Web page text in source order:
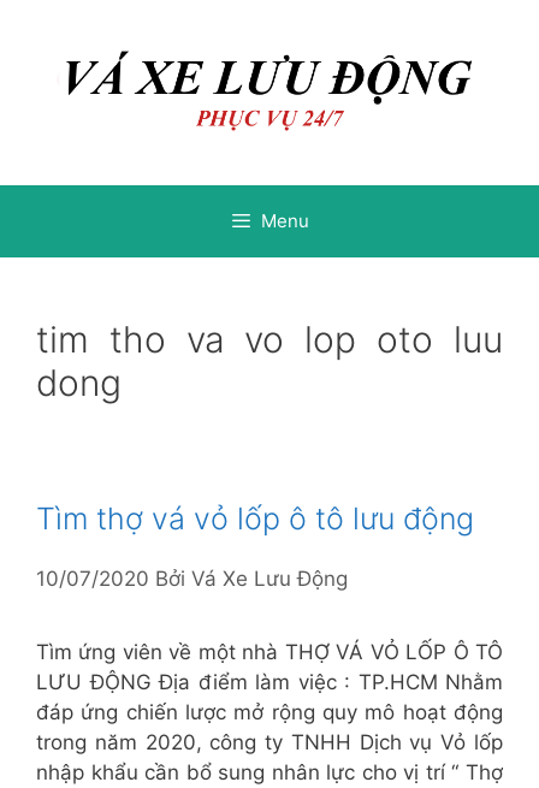
Menu
tim tho va vo lop oto luu
dong
Tìm thợ vá vỏ lốp ô tô lưu động
10/07/2020 Bởi Vá Xe Lưu Động
Tìm ứng viên về một nhà THỢ VÁ VỎ LỐP Ô TÔ
LƯU ĐỘNG Địa điểm làm việc : TP.HCM Nhằm
đáp ứng chiến lược mở rộng quy mô hoạt động
trong năm 2020, công ty TNHH Dịch vụ Vỏ lốp
nhập khẩu cần bổ sung nhân lực cho vị trí “ Thợ